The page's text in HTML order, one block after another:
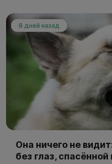
8 дней назад
Она ничего не
без глаз,